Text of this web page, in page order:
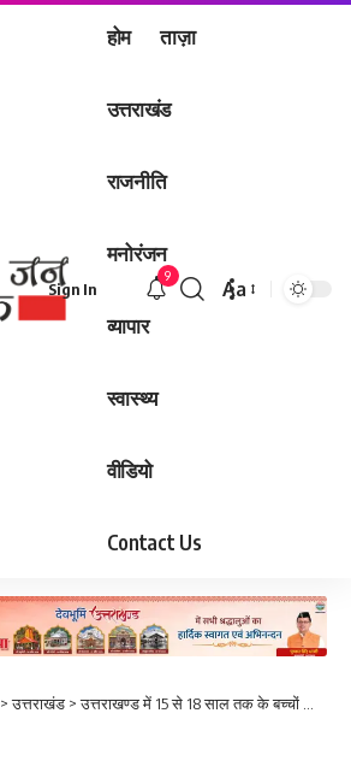
होम ताज़ा
उत्तराखंड
राजनीति
मनोरंजन
व्यापार
स्वास्थ्य
वीडियो
Contact Us
Sign In
9
Font
Aa
>उत्तराखंड >उत्तराखण्ड में 15 से 18 साल तक के बच्चों का वैक्सीनेशन शुरू